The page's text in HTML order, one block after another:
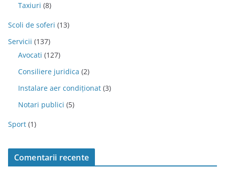
Taxiuri (8)
Scoli de soferi (13)
Servicii (137)
Avocati (127)
Consiliere juridica (2)
Instalare aer condiționat (3)
Notari publici (5)
Sport (1)
Comentarii recente